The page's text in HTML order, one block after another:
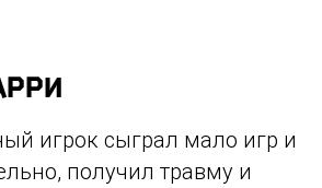
игрок сыграл мало игр и
получил травму и